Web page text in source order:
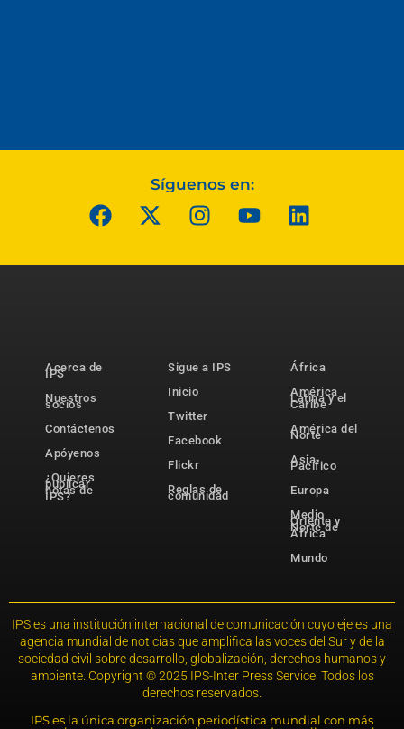
Síguenos en:
Acerca de
IPS
Nuestros
socios
Contáctenos
Apóyenos
¿Quieres
publicar
notas de
IPS?
Sigue a IPS
Inicio
Twitter
Facebook
Flickr
Reglas de
comunidad
África
América
Latina y el
Caribe
América del
Norte
Asia-
Pacífico
Europa
Medio
Oriente y
Norte de
África
Mundo
IPS es una institución internacional de comunicación cuyo eje es una
agencia mundial de noticias que amplifica las voces del Sur y de la
sociedad civil sobre desarrollo, globalización, derechos humanos y
ambiente. Copyright © 2025 IPS-Inter Press Service. Todos los
derechos reservados.
IPS es la única organización periodística mundial con más